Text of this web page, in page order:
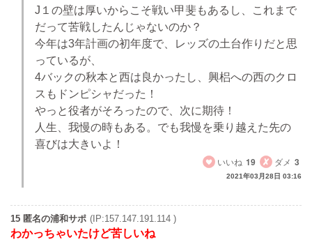
J１の壁は厚いからこそ戦い甲斐もあるし、これまで
だって苦戦したんじゃないのか？
今年は3年計画の初年度で、レッズの土台作りだと思
っているが、
4バックの秋本と西は良かったし、興梠への西のクロ
スもドンピシャだった！
やっと役者がそろったので、次に期待！
人生、我慢の時もある。でも我慢を乗り越えた先の
喜びは大きいよ！
いいね 19 ダメ 3
2021年03月28日 03:16
15 匿名の浦和サポ (IP:157.147.191.114 )
わかっちゃいたけど苦しいね